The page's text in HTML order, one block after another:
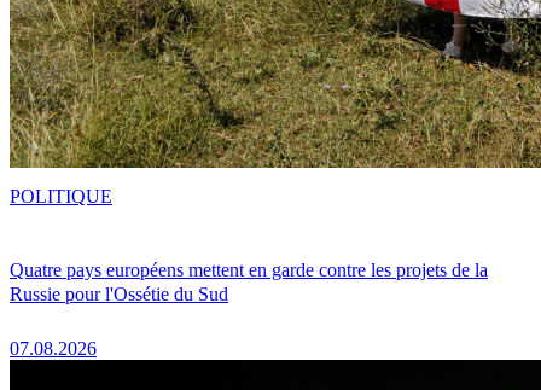
Quatre pays européens mettent en garde contre les projets de la
Russie pour l'Ossétie du Sud
07.08.2026
POLITIQUE